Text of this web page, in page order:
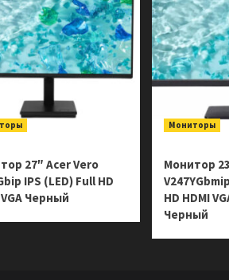
27″ Acer Vero
IPS (LED) Full HD
VGA Черный
Мониторы
Монитор
HD HDMI
Черный